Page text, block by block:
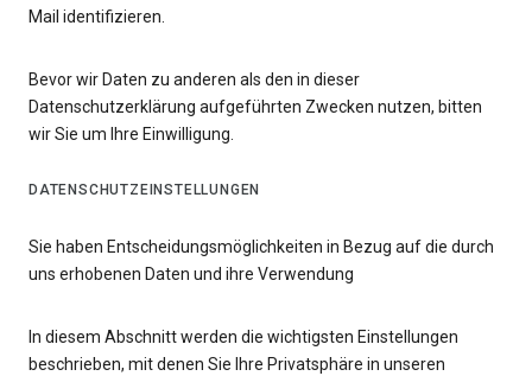
Mail identifizieren.
Bevor wir Daten zu anderen als den in dieser
Datenschutzerklärung aufgeführten Zwecken nutzen, bitten
wir Sie um Ihre Einwilligung.
DATENSCHUTZEINSTELLUNGEN
Sie haben Entscheidungsmöglichkeiten in Bezug auf die durch
uns erhobenen Daten und ihre Verwendung
In diesem Abschnitt werden die wichtigsten Einstellungen
beschrieben, mit denen Sie Ihre Privatsphäre in unseren